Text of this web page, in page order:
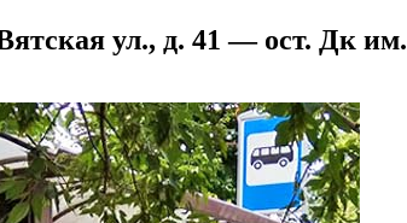
ул., д. 41 — ост. Дк